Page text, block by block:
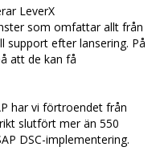
LeverX
som omfattar allt från
support efter lansering. På
att de kan få
har vi förtroendet från
slutfört mer än 550
DSC-implementering.